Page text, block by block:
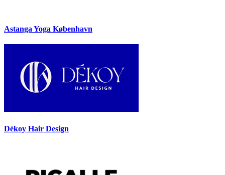
Astanga Yoga København
Dékoy Hair Design